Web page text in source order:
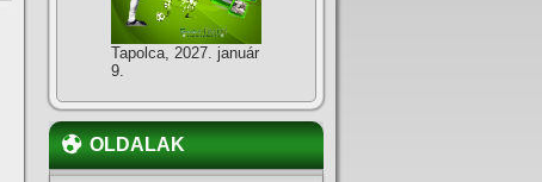
Tapolca, 2027. január
9.
OLDALAK